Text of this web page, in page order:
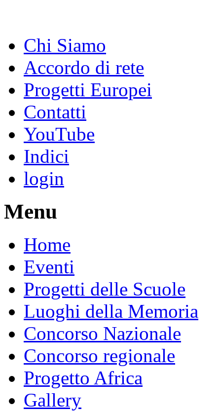
Chi Siamo
Accordo di rete
Progetti Europei
Contatti
YouTube
Indici
login
Menu
Home
Eventi
Progetti delle Scuole
Luoghi della Memoria
Concorso Nazionale
Concorso regionale
Progetto Africa
Gallery